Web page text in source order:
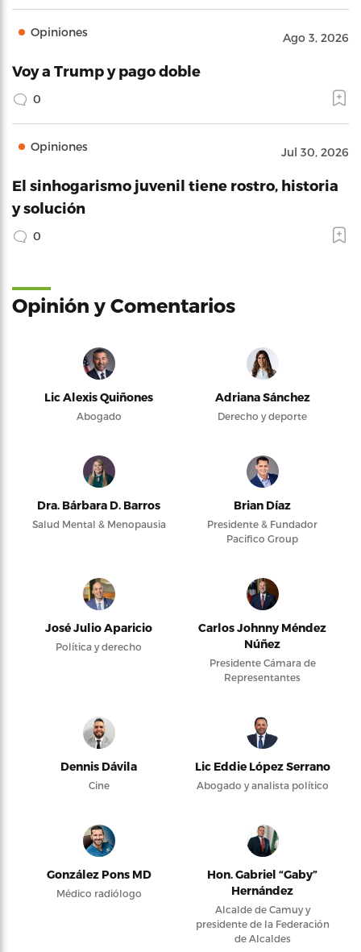
Opiniones Ago 3, 2026
Voy a Trump y pago doble
0
Opiniones Jul 30, 2026
El sinhogarismo juvenil tiene rostro, historia
y solución
0
Opinión y Comentarios
Lic Alexis Quiñones
Abogado
Adriana Sánchez
Derecho y deporte
Dra. Bárbara D. Barros
Salud Mental & Menopausia
Brian Díaz
Presidente & Fundador
Pacifico Group
José Julio Aparicio
Política y derecho
Carlos Johnny Méndez
Núñez
Presidente Cámara de
Representantes
Dennis Dávila
Cine
Lic Eddie López Serrano
Abogado y analista político
González Pons MD
Médico radiólogo
Hon. Gabriel “Gaby”
Hernández
Alcalde de Camuy y
presidente de la Federación
de Alcaldes